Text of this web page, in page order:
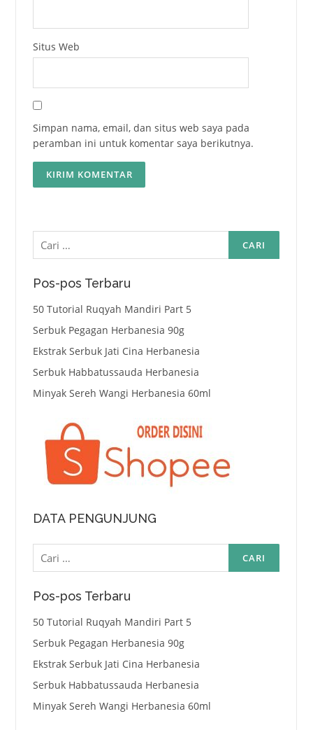
Situs Web
Simpan nama, email, dan situs web saya pada
peramban ini untuk komentar saya berikutnya.
Cari
untuk:
Pos-pos Terbaru
50 Tutorial Ruqyah Mandiri Part 5
Serbuk Pegagan Herbanesia 90g
Ekstrak Serbuk Jati Cina Herbanesia
Serbuk Habbatussauda Herbanesia
Minyak Sereh Wangi Herbanesia 60ml
DATA PENGUNJUNG
Cari
untuk:
Pos-pos Terbaru
50 Tutorial Ruqyah Mandiri Part 5
Serbuk Pegagan Herbanesia 90g
Ekstrak Serbuk Jati Cina Herbanesia
Serbuk Habbatussauda Herbanesia
Minyak Sereh Wangi Herbanesia 60ml